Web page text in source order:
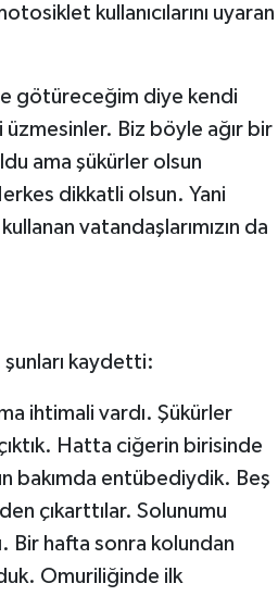
kullanıcılarını uyaran
götüreceğim diye kendi
üzmesinler. Biz böyle ağır bir
ama şükürler olsun
dikkatli olsun. Yani
vatandaşlarımızın da
kaydetti:
ihtimali vardı. Şükürler
Hatta ciğerin birisinde
bakımda entübediydik. Beş
çıkarttılar. Solunumu
Bir hafta sonra kolundan
Omuriliğinde ilk